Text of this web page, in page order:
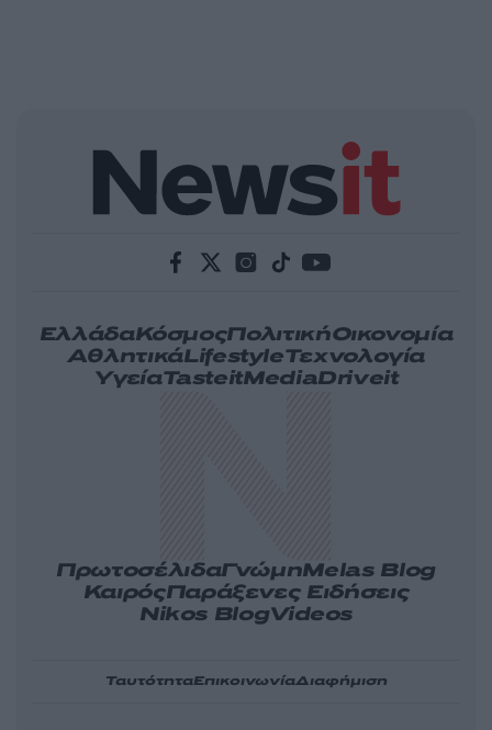
ΕλλάδαΚόσμοςΠολιτικήΟικονομία
ΑθλητικάLifestyleΤεχνολογία
ΥγείαTasteitMediaDriveit
ΠρωτοσέλιδαΓνώμηMelas Blog
ΚαιρόςΠαράξενες Ειδήσεις
Nikos BlogVideos
ΤαυτότηταΕπικοινωνίαΔιαφήμιση